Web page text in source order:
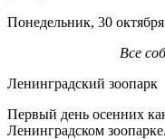
Понедельник, 30 октября
Все
Ленинградский зоопарк
Первый день осенних
Ленинградском зоопарке.